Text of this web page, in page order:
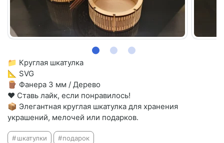
📁 Круглая шкатулка
📐 SVG
🪵 Фанера 3 мм / Дерево
❤️ Ставь лайк, если понравилось!
📦 Элегантная круглая шкатулка для хранения
украшений, мелочей или подарков.
шкатулки подарок